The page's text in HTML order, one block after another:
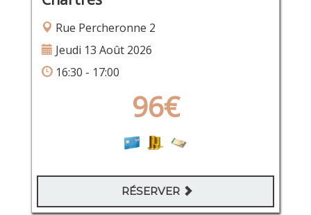
Rue Percheronne 2
Jeudi 13 Août 2026
16:30 - 17:00
96€
RÉSERVER